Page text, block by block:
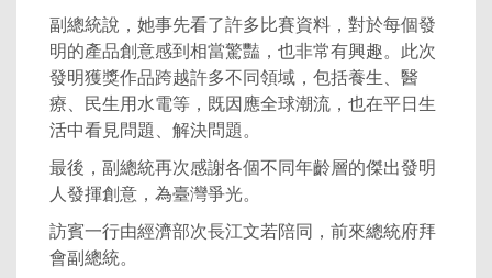
副總統說，她事先看了許多比賽資料，對於每個發
明的產品創意感到相當驚豔，也非常有興趣。此次
發明獲獎作品跨越許多不同領域，包括養生、醫
療、民生用水電等，既因應全球潮流，也在平日生
活中看見問題、解決問題。
最後，副總統再次感謝各個不同年齡層的傑出發明
人發揮創意，為臺灣爭光。
訪賓一行由經濟部次長江文若陪同，前來總統府拜
會副總統。